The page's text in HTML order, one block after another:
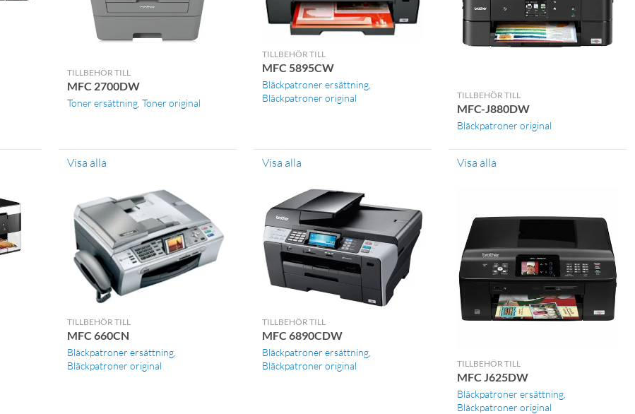
TILLBEHÖR TILL
MFC 2700DW
Toner ersättning Toner original
Visa alla
TILLBEHÖR TILL
MFC 5895CW
Bläckpatroner ersättning
Bläckpatroner original
Visa alla
TILLBEHÖR TILL
MFC-J880DW
Bläckpatroner original
Visa alla
TILLBEHÖR TILL
MFC 660CN
Bläckpatroner ersättning
Bläckpatroner original
TILLBEHÖR TILL
MFC 6890CDW
Bläckpatroner ersättning
Bläckpatroner original
TILLBEHÖR TILL
MFC J625DW
Bläckpatroner ersättning
Bläckpatroner original